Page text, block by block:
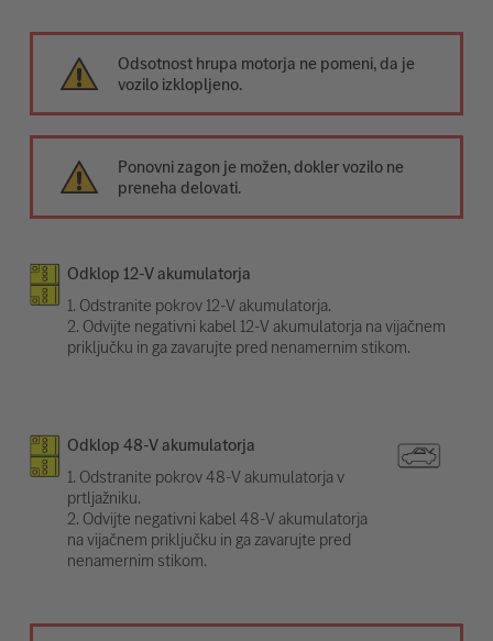
Odsotnost hrupa motorja ne pomeni, da je
vozilo izklopljeno.
Ponovni zagon je možen, dokler vozilo ne
preneha delovati.
Odklop 12-V akumulatorja
1. Odstranite pokrov 12-V akumulatorja.
2. Odvijte negativni kabel 12-V akumulatorja na vijačnem
priključku in ga zavarujte pred nenamernim stikom.
Odklop 48-V akumulatorja
1. Odstranite pokrov 48-V akumulatorja v
prtljažniku.
2. Odvijte negativni kabel 48-V akumulatorja
na vijačnem priključku in ga zavarujte pred
nenamernim stikom.